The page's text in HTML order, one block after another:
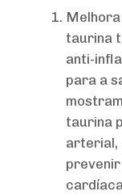
taurina
anti-
para a
taurina
arterial,